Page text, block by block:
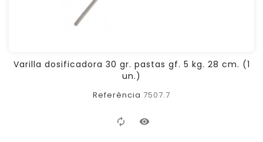
Varilla dosificadora 30 gr. pastas gf. 5 kg. 28 cm. (1
un.)
Referència 7507.7